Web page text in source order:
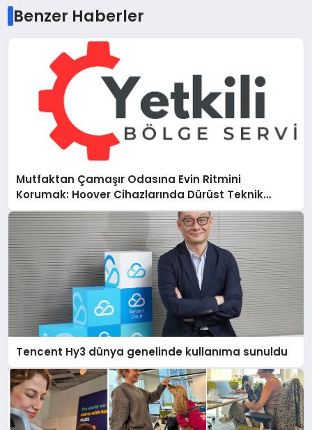
Benzer Haberler
Mutfaktan Çamaşır Odasına Evin Ritmini
Korumak: Hoover Cihazlarında Dürüst Teknik
Destek Deneyimi
Tencent Hy3 dünya genelinde kullanıma sunuldu